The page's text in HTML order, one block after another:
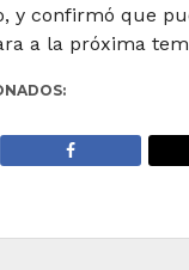
y confirmó que
a la próxima